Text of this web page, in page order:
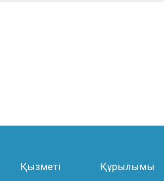
Қызметі Құрылымы